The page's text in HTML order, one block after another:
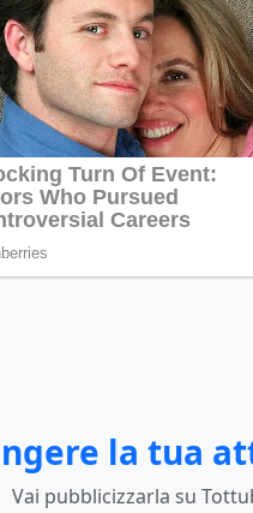
la tua
Vai pubblicizzarla su